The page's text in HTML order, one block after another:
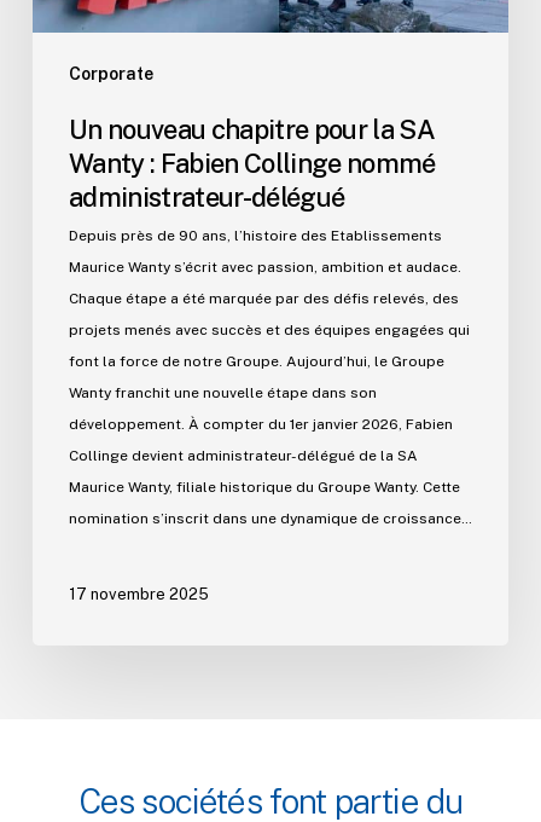
Corporate
Collinge
administrateur-
Un nouveau chapitre pour la SA
Wanty : Fabien Collinge nommé
administrateur-délégué
Depuis près de 90 ans, l’histoire des Etablissements
Maurice Wanty s’écrit avec passion, ambition et audace.
Chaque étape a été marquée par des défis relevés, des
projets menés avec succès et des équipes engagées qui
font la force de notre Groupe. Aujourd’hui, le Groupe
Wanty franchit une nouvelle étape dans son
développement. À compter du 1er janvier 2026, Fabien
Collinge devient administrateur-délégué de la SA
Maurice Wanty, filiale historique du Groupe Wanty. Cette
nomination s’inscrit dans une dynamique de croissance…
17 novembre 2025
Ces sociétés font partie du